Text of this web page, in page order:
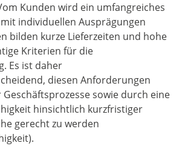
Kunden wird ein umfangreiches
individuellen Ausprägungen
bilden kurze Lieferzeiten und hohe
Kriterien für die
Es ist daher
diesen Anforderungen
sowie durch eine
hinsichtlich kurzfristiger
gerecht zu werden